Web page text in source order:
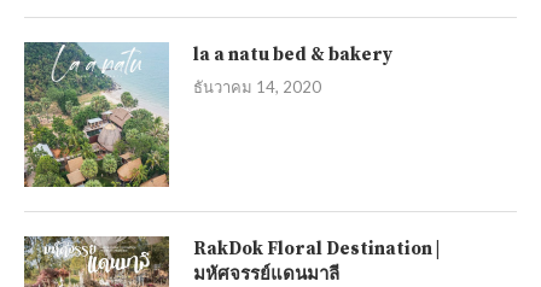
la a natu bed & bakery
ธันวาคม 14, 2020
RakDok Floral Destination |
มหัศจรรย์แดนมาลี